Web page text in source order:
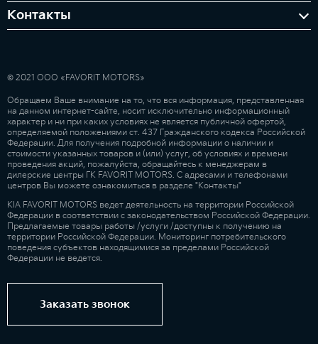
Контакты
© 2021 ООО «FAVORIT MOTORS»
Обращаем Ваше внимание на то, что вся информация, представленная
на данном интернет-сайте, носит исключительно информационный
характер и ни при каких условиях не является публичной офертой,
определяемой положениями ст. 437 Гражданского кодекса Российской
Федерации. Для получения подробной информации о наличии и
стоимости указанных товаров и (или) услуг, об условиях и времени
проведения акций, пожалуйста, обращайтесь к менеджерам в
дилерские центры ГК FAVORIT MOTORS. С адресами и телефонами
центров Вы можете ознакомиться в разделе "Контакты"
KIA FAVORIT MOTORS ведет деятельность на территории Российской
Федерации в соответствии с законодательством Российской Федерации.
Предлагаемые товары работы /услуги /доступны к получению на
территории Российской Федерации. Мониторинг потребительского
поведения субъектов находящимися за пределами Российской
Федерации не ведется.
Заказать звонок